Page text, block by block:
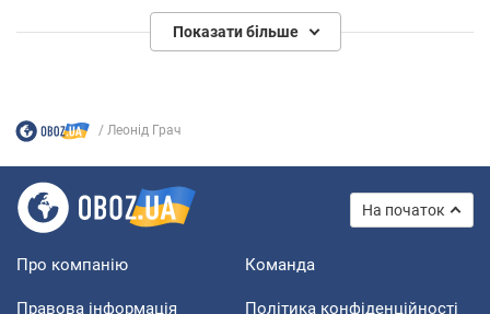
Показати більше
Леонід Грач
На початок
Про компанію Команда
Правова інформація Політика конфіденційності